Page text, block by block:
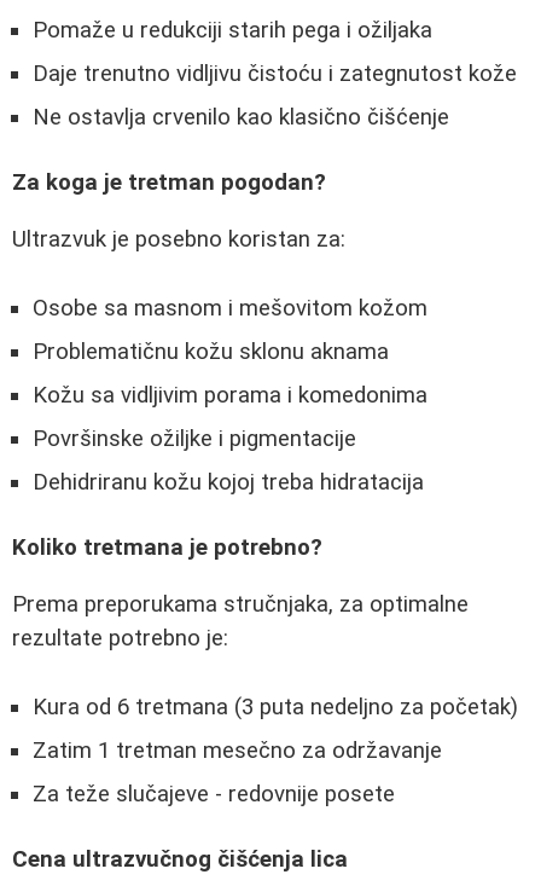
Pomaže u redukciji starih pega i ožiljaka
Daje trenutno vidljivu čistoću i zategnutost kože
Ne ostavlja crvenilo kao klasično čišćenje
Za koga je tretman pogodan?
Ultrazvuk je posebno koristan za:
Osobe sa masnom i mešovitom kožom
Problematičnu kožu sklonu aknama
Kožu sa vidljivim porama i komedonima
Površinske ožiljke i pigmentacije
Dehidriranu kožu kojoj treba hidratacija
Koliko tretmana je potrebno?
Prema preporukama stručnjaka, za optimalne
rezultate potrebno je:
Kura od 6 tretmana (3 puta nedeljno za početak)
Zatim 1 tretman mesečno za održavanje
Za teže slučajeve - redovnije posete
Cena ultrazvučnog čišćenja lica